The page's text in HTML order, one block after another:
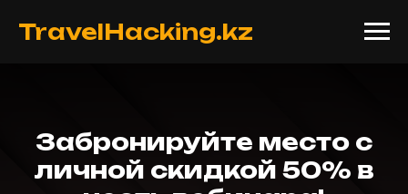
TravelHacking.kz
Оставьте заявку, с вами
честь вебинара!